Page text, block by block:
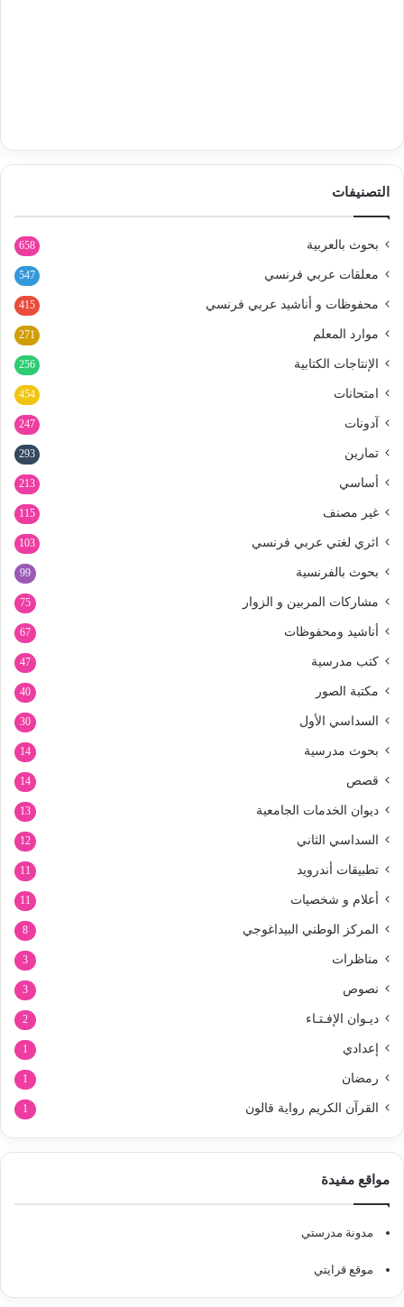
التصنيفات
بحوث بالعربية 658
معلقات عربي فرنسي 547
محفوظات و أناشيد عربي فرنسي 415
موارد المعلم 271
الإنتاجات الكتابية 256
امتحانات 454
آدونات 247
تمارين 293
أساسي 213
غير مصنف 115
اثري لغتي عربي فرنسي 103
بحوث بالفرنسية 99
مشاركات المربين و الزوار 75
أناشيد ومحفوظات 67
كتب مدرسية 47
مكتبة الصور 40
السداسي الأول 30
بحوث مدرسية 14
قصص 14
ديوان الخدمات الجامعية 13
السداسي الثاني 12
تطبيقات أندرويد 11
أعلام و شخصيات 11
المركز الوطني البيداغوجي 8
مناظرات 3
نصوص 3
ديـوان الإفـتـاء 2
إعدادي 1
رمضان 1
القرآن الكريم رواية قالون 1
مواقع مفيدة
مدونة مدرستي
موقع قرايتي